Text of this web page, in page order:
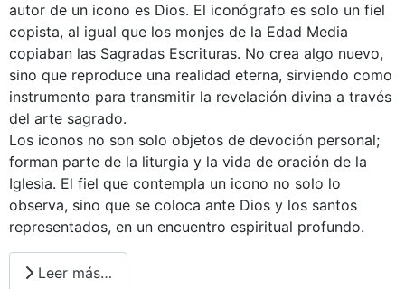
autor de un icono es Dios. El iconógrafo es solo un fiel
copista, al igual que los monjes de la Edad Media
copiaban las Sagradas Escrituras. No crea algo nuevo,
sino que reproduce una realidad eterna, sirviendo como
instrumento para transmitir la revelación divina a través
del arte sagrado.
Los iconos no son solo objetos de devoción personal;
forman parte de la liturgia y la vida de oración de la
Iglesia. El fiel que contempla un icono no solo lo
observa, sino que se coloca ante Dios y los santos
representados, en un encuentro espiritual profundo.
Leer más…